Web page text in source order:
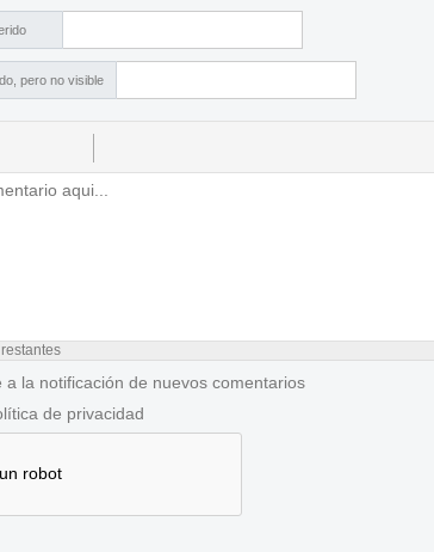
pero no visible
a la notificación de nuevos comentarios
de privacidad
robot